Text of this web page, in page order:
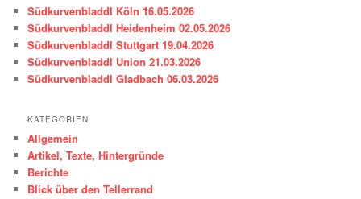
n
Südkurvenbladdl Köln 16.05.2026
Südkurvenbladdl Heidenheim 02.05.2026
Südkurvenbladdl Stuttgart 19.04.2026
Südkurvenbladdl Union 21.03.2026
Südkurvenbladdl Gladbach 06.03.2026
KATEGORIEN
Allgemein
Artikel, Texte, Hintergründe
Berichte
Blick über den Tellerrand